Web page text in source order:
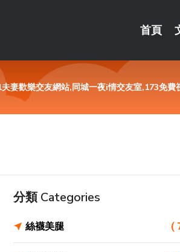
首頁
妻歡樂交友網站,同城一夜i情交友室,173免費
分類 Categories
絲襪美腿 (